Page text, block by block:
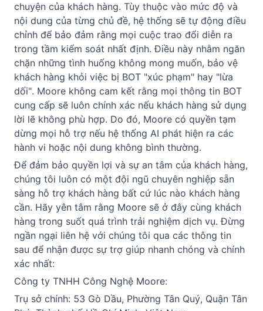
chuyện của khách hàng. Tùy thuộc vào mức độ và
nội dung của từng chủ đề, hệ thống sẽ tự động điều
chỉnh để bảo đảm rằng mọi cuộc trao đổi diễn ra
trong tầm kiểm soát nhất định. Điều này nhằm ngăn
chặn những tình huống không mong muốn, bảo vệ
khách hàng khỏi việc bị BOT "xúc phạm" hay "lừa
dối". Moore không cam kết rằng mọi thông tin BOT
cung cấp sẽ luôn chính xác nếu khách hàng sử dụng
lời lẽ không phù hợp. Do đó, Moore có quyền tạm
dừng mọi hỗ trợ nếu hệ thống AI phát hiện ra các
hành vi hoặc nội dung không bình thường.
Để đảm bảo quyền lợi và sự an tâm của khách hàng,
chúng tôi luôn có một đội ngũ chuyên nghiệp sẵn
sàng hỗ trợ khách hàng bất cứ lúc nào khách hàng
cần. Hãy yên tâm rằng Moore sẽ ở đây cùng khách
hàng trong suốt quá trình trải nghiệm dịch vụ. Đừng
ngần ngại liên hệ với chúng tôi qua các thông tin
sau để nhận được sự trợ giúp nhanh chóng và chính
xác nhất:
Công ty TNHH Công Nghệ Moore:
Trụ sở chính: 53 Gò Dầu, Phường Tân Quý, Quận Tân